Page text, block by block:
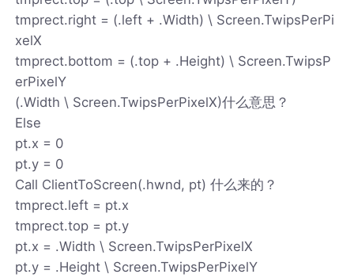
tmprect.right = (.left + .Width) \ Screen.TwipsPerPi
xelX
tmprect.bottom = (.top + .Height) \ Screen.TwipsP
erPixelY
(.Width \ Screen.TwipsPerPixelX)什么意思？
Else
pt.x = 0
pt.y = 0
Call ClientToScreen(.hwnd, pt) 什么来的？
tmprect.left = pt.x
tmprect.top = pt.y
pt.x = .Width \ Screen.TwipsPerPixelX
pt.y = .Height \ Screen.TwipsPerPixelY